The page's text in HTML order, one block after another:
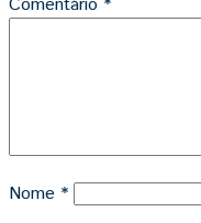
Comentário *
Nome *